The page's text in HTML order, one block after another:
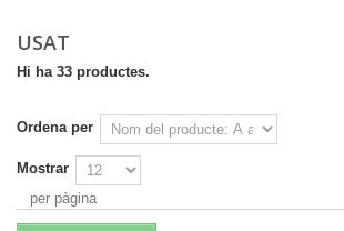
USAT
Hi ha 33 productes.
Ordena per
Mostrar
per pàgina